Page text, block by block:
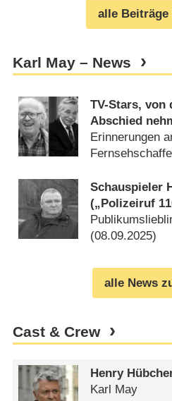
alle Beiträge
Karl May – News
TV-Stars, von
Abschied
Erinnerungen
Schauspieler
(„Polizeiruf
(08.09.2025)
alle News
Cast & Crew
Henry
Karl May